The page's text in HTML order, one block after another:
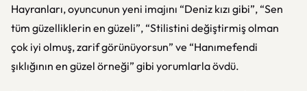
Hayranları, oyuncunun yeni imajını “Deniz kızı gibi”, “Sen
tüm güzelliklerin en güzeli”, “Stilistini değiştirmiş olman
çok iyi olmuş, zarif görünüyorsun” ve “Hanımefendi
şıklığının en güzel örneği” gibi yorumlarla övdü.